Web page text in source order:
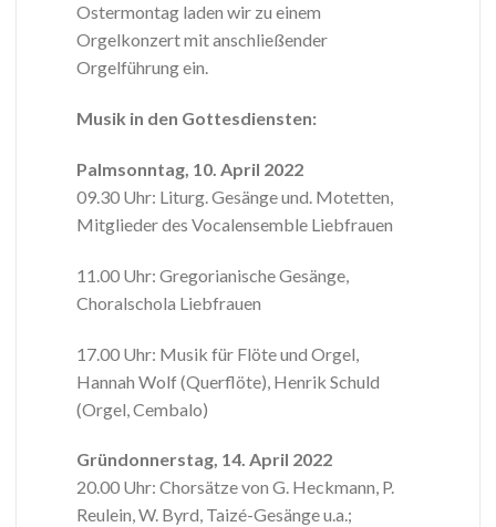
Ostermontag laden wir zu einem
Orgelkonzert mit anschließender
Orgelführung ein.
Musik in den Gottesdiensten:
Palmsonntag, 10. April 2022
09.30 Uhr: Liturg. Gesänge und. Motetten,
Mitglieder des Vocalensemble Liebfrauen
11.00 Uhr: Gregorianische Gesänge,
Choralschola Liebfrauen
17.00 Uhr: Musik für Flöte und Orgel,
Hannah Wolf (Querflöte), Henrik Schuld
(Orgel, Cembalo)
Gründonnerstag, 14. April 2022
20.00 Uhr: Chorsätze von G. Heckmann, P.
Reulein, W. Byrd, Taizé-Gesänge u.a.;